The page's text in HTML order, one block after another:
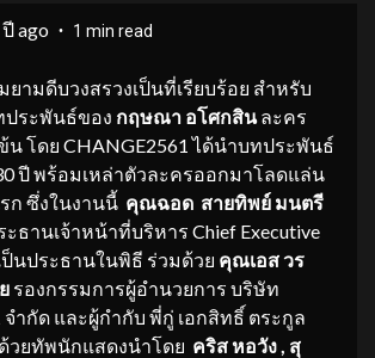
ago 1 min read
มดีบวงสรวงเป็นที่เรียบร้อย สำหรับ
ประพันธ์ของ กฤษณา อโศกสินละคร
โดย CHANGE2561 ได้นำบทประพันธ์
ปี พร้อมเหล่าตัวละครออกมาโลดแล่น
ก ซึ่งในงานนี้ คุณฉอด สายทิพย์ มนตรี
ะธานเจ้าหน้าที่บริหาร Chief Executive
ป็นประธานในพิธี ร่วมด้วย คุณเอส วร
รองกรรมการผู้อำนวยการ บริษัท
จำกัด และผู้กำกับ พี่กู่ เอกสิทธิ์ ตระกูล
วยทัพนักแสดงนำโดย คริส หอวัง , สุ